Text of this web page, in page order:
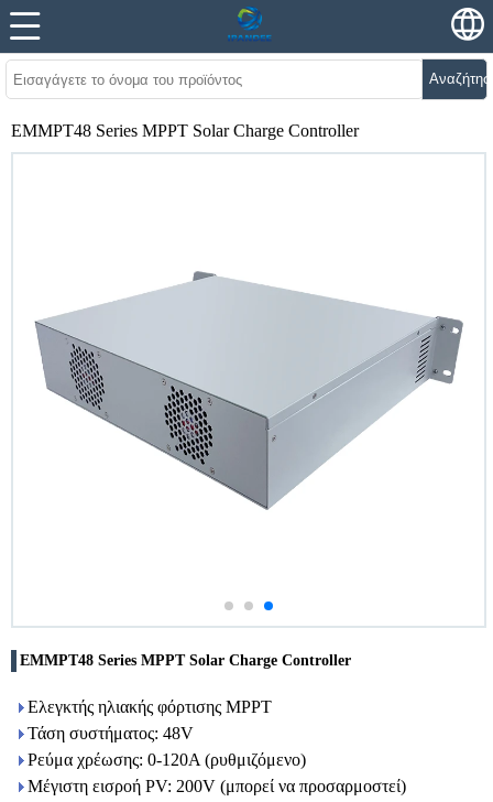
EMMPT48 Series MPPT Solar Charge Controller
EMMPT48 Series MPPT Solar Charge Controller
Ελεγκτής ηλιακής φόρτισης MPPT
Τάση συστήματος: 48V
Ρεύμα χρέωσης: 0-120A (ρυθμιζόμενο)
Μέγιστη εισροή PV: 200V (μπορεί να προσαρμοστεί)